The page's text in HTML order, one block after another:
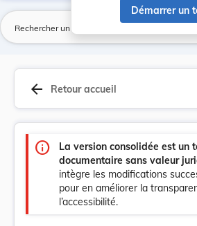
Démarrer un
arrow_back Retour accueil
info
La version consolidée est un
documentaire sans valeur
intègre les modifications
pour en améliorer la
l’accessibilité.